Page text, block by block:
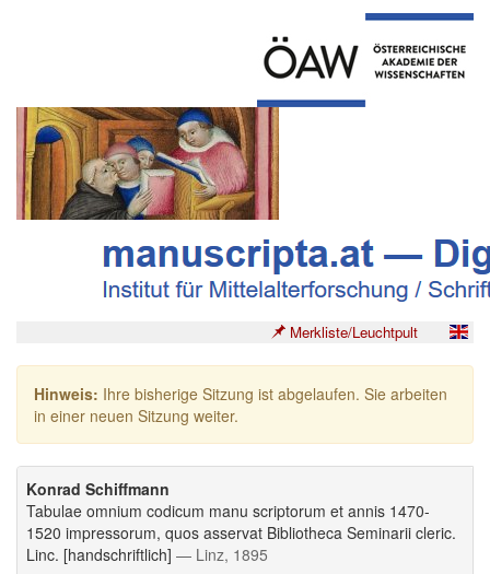
Merkliste/Leuchtpult
Hinweis: Ihre bisherige Sitzung ist abgelaufen. Sie arbeiten
in einer neuen Sitzung weiter.
Konrad Schiffmann
Tabulae omnium codicum manu scriptorum et annis 1470-
1520 impressorum, quos asservat Bibliotheca Seminarii cleric.
Linc. [handschriftlich] — Linz, 1895